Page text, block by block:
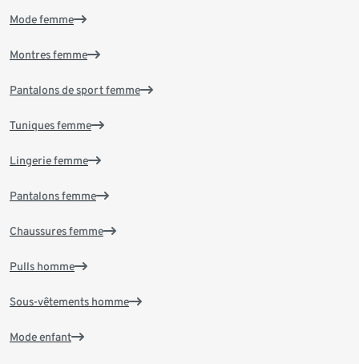
Mode femme
Montres femme
Pantalons de sport femme
Tuniques femme
Lingerie femme
Pantalons femme
Chaussures femme
Pulls homme
Sous-vêtements homme
Mode enfant